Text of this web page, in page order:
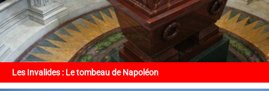
Les Invalides : Le tombeau de Napoléon